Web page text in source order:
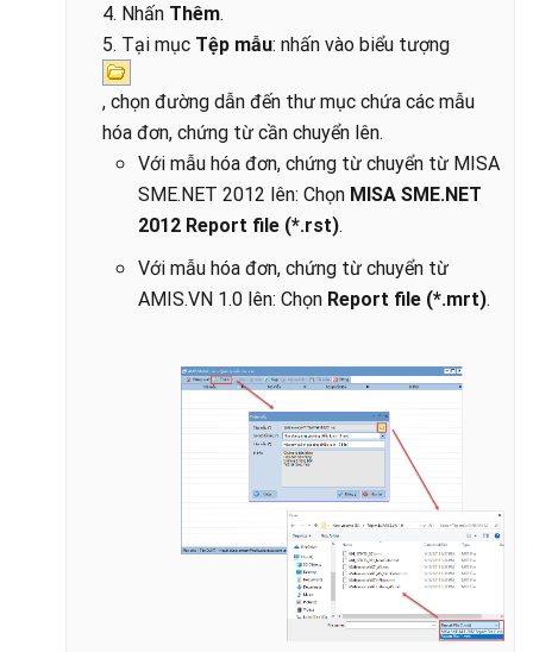
4. Nhấn Thêm.
5. Tại mục Tệp mẫu: nhấn vào biểu tượng
, chọn đường dẫn đến thư mục chứa các mẫu
hóa đơn, chứng từ cần chuyển lên.
Với mẫu hóa đơn, chứng từ chuyển từ MISA
SME.NET 2012 lên: Chọn MISA SME.NET
2012 Report file (*.rst).
Với mẫu hóa đơn, chứng từ chuyển từ
AMIS.VN 1.0 lên: Chọn Report file (*.mrt).